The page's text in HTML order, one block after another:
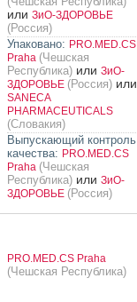
или ЗиО-ЗДОРОВЬЕ
(Россия)
Упаковано: PRO.MED.CS
Praha (Чешская
Республика)или ЗиО-
ЗДОРОВЬЕ (Россия)или
SANECA
PHARMACEUTICALS
(Словакия)
Выпускающий контроль
качества: PRO.MED.CS
Praha (Чешская
Республика)или ЗиО-
ЗДОРОВЬЕ (Россия)
PRO.MED.CS Praha
(Чешская Республика)